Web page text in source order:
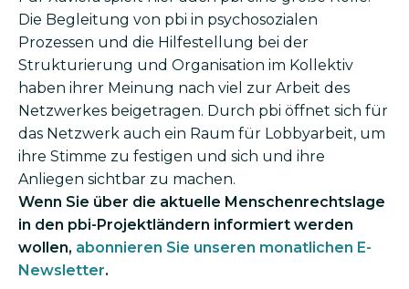
Die Begleitung von pbi in psychosozialen
Prozessen und die Hilfestellung bei der
Strukturierung und Organisation im Kollektiv
haben ihrer Meinung nach viel zur Arbeit des
Netzwerkes beigetragen. Durch pbi öffnet sich für
das Netzwerk auch ein Raum für Lobbyarbeit, um
ihre Stimme zu festigen und sich und ihre
Anliegen sichtbar zu machen.
Wenn Sie über die aktuelle Menschenrechtslage
in den pbi-Projektländern informiert werden
wollen, abonnieren Sie unseren monatlichen E-
Newsletter.